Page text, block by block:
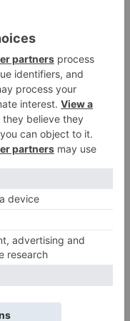
rescata la historia y
pueblo burgalés de
Huérmeces
tramita más de 200
de regularización
de Burgos
seis meses sin la
obligatoria contra
plagas